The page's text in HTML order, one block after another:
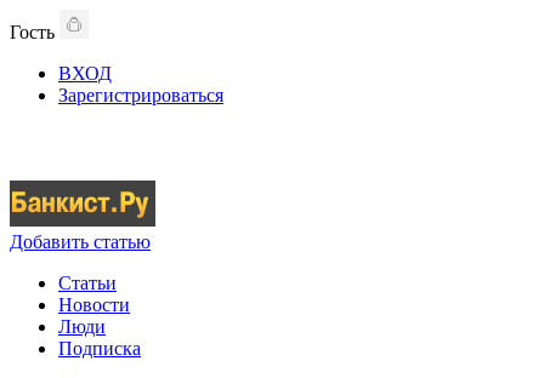
Гость
ВХОД
Зарегистрироваться
Добавить статью
Статьи
Новости
Люди
Подписка